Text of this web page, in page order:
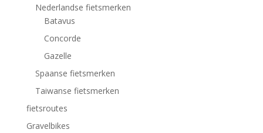
Nederlandse fietsmerken
Batavus
Concorde
Gazelle
Spaanse fietsmerken
Taiwanse fietsmerken
fietsroutes
Gravelbikes